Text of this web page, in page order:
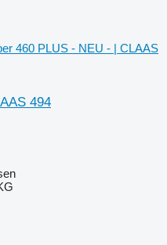
460 PLUS - NEU - | CLAAS
494